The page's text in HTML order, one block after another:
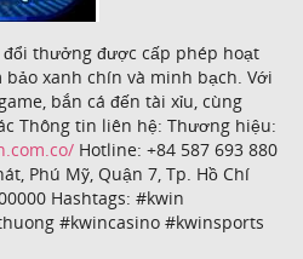
thưởng được cấp phép hoạt
xanh chín và minh bạch. Với
bắn cá đến tài xỉu, cùng
Thông tin liên hệ: Thương hiệu:
Hotline: +84 587 693 880
Phú Mỹ, Quận 7, Tp. Hồ Chí
Hashtags: #kwin
#kwincasino #kwinsports